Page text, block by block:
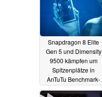
Snapdragon 8 Elite
Gen 5 und Dimensity
9500 kämpfen um
Spitzenplätze in
AnTuTu Benchmark-
04.11.2025